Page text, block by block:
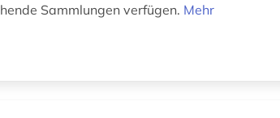
Sammlungen verfügen. Mehr